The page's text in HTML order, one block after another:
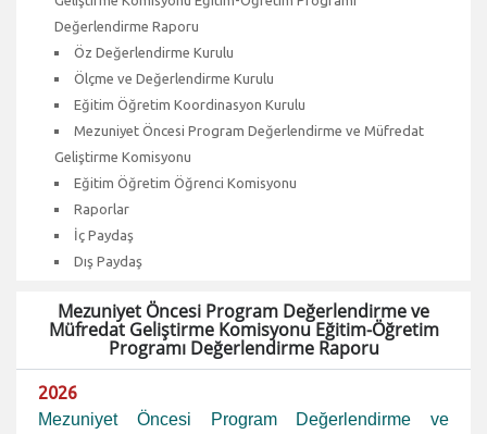
Değerlendirme Raporu
Öz Değerlendirme Kurulu
Ölçme ve Değerlendirme Kurulu
Eğitim Öğretim Koordinasyon Kurulu
Mezuniyet Öncesi Program Değerlendirme ve Müfredat
Geliştirme Komisyonu
Eğitim Öğretim Öğrenci Komisyonu
Raporlar
İç Paydaş
Dış Paydaş
Mezuniyet Öncesi Program Değerlendirme ve
Müfredat Geliştirme Komisyonu Eğitim-Öğretim
Programı Değerlendirme Raporu
2026
Mezuniyet Öncesi Program Değerlendirme ve